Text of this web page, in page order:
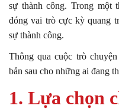
sự thành công. Trong một
đóng vai trò cực kỳ quang
sự thành công.
Thông qua cuộc trò
bản sau cho những ai đang
1. Lựa chọn